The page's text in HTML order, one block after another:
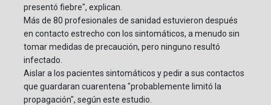
presentó fiebre", explican.
Más de 80 profesionales de sanidad estuvieron después
en contacto estrecho con los sintomáticos, a menudo sin
tomar medidas de precaución, pero ninguno resultó
infectado.
Aislar a los pacientes sintomáticos y pedir a sus contactos
que guardaran cuarentena "probablemente limitó la
propagación", según este estudio.